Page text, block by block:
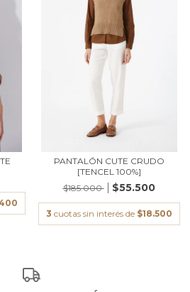
PANTALÓN CUTE CRUDO
[TENCEL 100%]
$185.000
$55.500
3 cuotas sin interés de $18.500